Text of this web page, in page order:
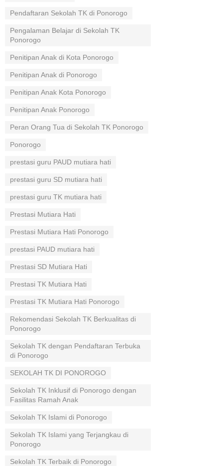
Pendaftaran Sekolah TK di Ponorogo
Pengalaman Belajar di Sekolah TK
Ponorogo
Penitipan Anak di Kota Ponorogo
Penitipan Anak di Ponorogo
Penitipan Anak Kota Ponorogo
Penitipan Anak Ponorogo
Peran Orang Tua di Sekolah TK Ponorogo
Ponorogo
prestasi guru PAUD mutiara hati
prestasi guru SD mutiara hati
prestasi guru TK mutiara hati
Prestasi Mutiara Hati
Prestasi Mutiara Hati Ponorogo
prestasi PAUD mutiara hati
Prestasi SD Mutiara Hati
Prestasi TK Mutiara Hati
Prestasi TK Mutiara Hati Ponorogo
Rekomendasi Sekolah TK Berkualitas di
Ponorogo
Sekolah TK dengan Pendaftaran Terbuka
di Ponorogo
SEKOLAH TK DI PONOROGO
Sekolah TK Inklusif di Ponorogo dengan
Fasilitas Ramah Anak
Sekolah TK Islami di Ponorogo
Sekolah TK Islami yang Terjangkau di
Ponorogo
Sekolah TK Terbaik di Ponorogo